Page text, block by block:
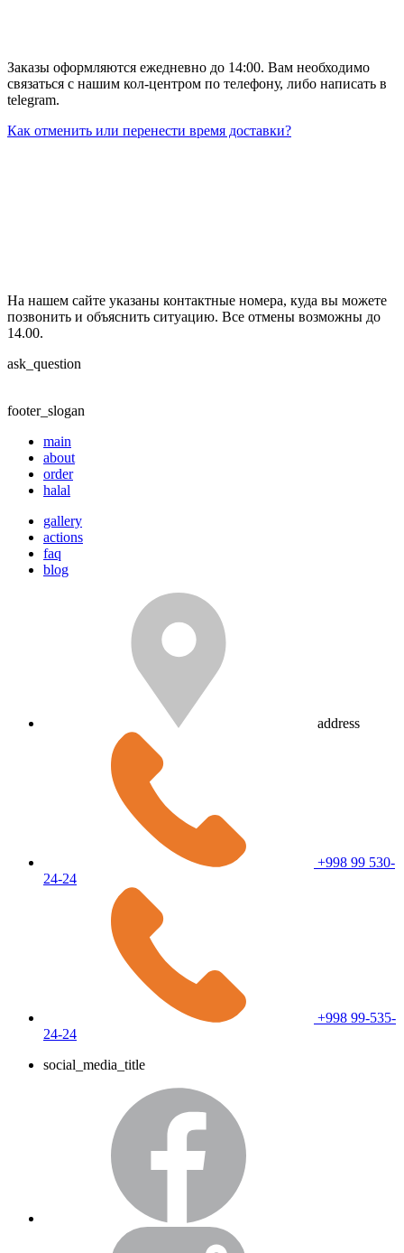
Заказы оформляются ежедневно до 14:00. Вам необходимо
связаться с нашим кол-центром по телефону, либо написать в
telegram.
Как отменить или перенести время доставки?
На нашем сайте указаны контактные номера, куда вы можете
позвонить и объяснить ситуацию. Все отмены возможны до
14.00.
ask_question
footer_slogan
main
about
order
halal
gallery
actions
faq
blog
address
+998 99 530-
24-24
+998 99-535-
24-24
social_media_title